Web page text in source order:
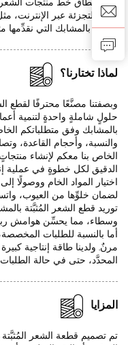
توسع نطاق خط منتجات
لتجار التجزئة عبر الإنترنت،
المُثبَّتة بالمشابك التي نقدِّمها
لماذا تختارنا؟
وبصفتنا مصنَّعًا محترفًا لقطع
حلولٍ شاملةٍ واحدةٍ لتنمية
بالمشابك وفق متطلباتكم
والنسبة، وأحجام القاعدة،
الخاص بنا معكم لإنشاء
الدقيق لكل خطوةٍ في عملية
اختيار المواد الخام ووصولًا
لضمان خلوِّها من العيوب،
توريد قطع الشعر المُثبَّتة
وسطاء، مما يحسِّن هوامش
مرنٌ. ولدينا طاقة إنتاجية
المحدَّد، حتى في حالة الطلبات
المزايا
تم تصميم قطعة الشعر